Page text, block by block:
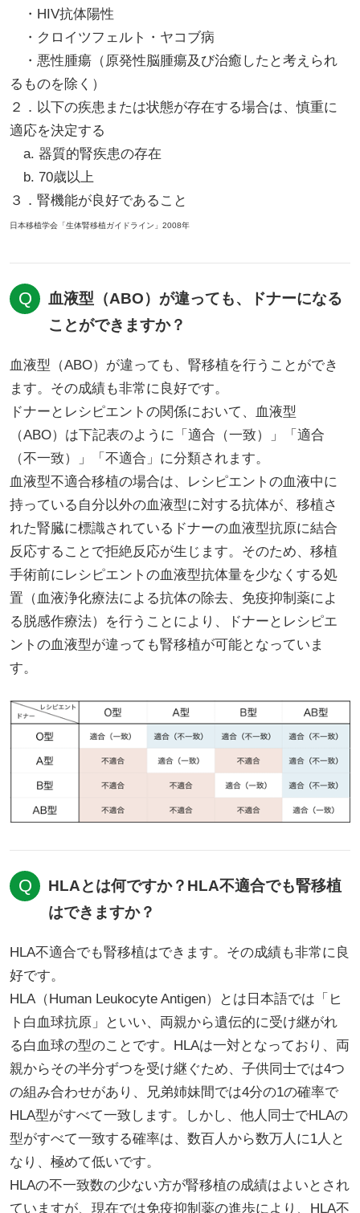
・HIV抗体陽性
・クロイツフェルト・ヤコブ病
・悪性腫瘍（原発性脳腫瘍及び治癒したと考えられ
るものを除く）
２．以下の疾患または状態が存在する場合は、慎重に
適応を決定する
a. 器質的腎疾患の存在
b. 70歳以上
３．腎機能が良好であること
日本移植学会「生体腎移植ガイドライン」2008年
血液型（ABO）が違っても、ドナーになる
ことができますか？
血液型（ABO）が違っても、腎移植を行うことができ
ます。その成績も非常に良好です。
ドナーとレシピエントの関係において、血液型
（ABO）は下記表のように「適合（一致）」「適合
（不一致）」「不適合」に分類されます。
血液型不適合移植の場合は、レシピエントの血液中に
持っている自分以外の血液型に対する抗体が、移植さ
れた腎臓に標識されているドナーの血液型抗原に結合
反応することで拒絶反応が生じます。そのため、移植
手術前にレシピエントの血液型抗体量を少なくする処
置（血液浄化療法による抗体の除去、免疫抑制薬によ
る脱感作療法）を行うことにより、ドナーとレシピエ
ントの血液型が違っても腎移植が可能となっていま
す。
HLAとは何ですか？HLA不適合でも腎移植
はできますか？
HLA不適合でも腎移植はできます。その成績も非常に良
好です。
HLA（Human Leukocyte Antigen）とは日本語では「ヒ
ト白血球抗原」といい、両親から遺伝的に受け継がれ
る白血球の型のことです。HLAは一対となっており、両
親からその半分ずつを受け継ぐため、子供同士では4つ
の組み合わせがあり、兄弟姉妹間では4分の1の確率で
HLA型がすべて一致します。しかし、他人同士でHLAの
型がすべて一致する確率は、数百人から数万人に1人と
なり、極めて低いです。
HLAの不一致数の少ない方が腎移植の成績はよいとされ
ていますが、現在では免疫抑制薬の進歩により、HLA不